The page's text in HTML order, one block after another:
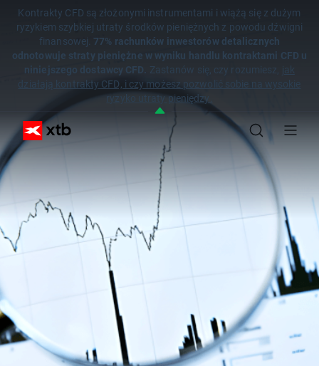
Kontrakty CFD są złożonymi instrumentami i wiążą się z dużym
ryzykiem szybkiej utraty środków pieniężnych z powodu dźwigni
finansowej. 77% rachunków inwestorów detalicznych
odnotowuje straty pieniężne w wyniku handlu kontraktami CFD u
niniejszego dostawcy CFD. Zastanów się, czy rozumiesz, jak
działają kontrakty CFD, i czy możesz pozwolić sobie na wysokie
ryzyko utraty pieniędzy.